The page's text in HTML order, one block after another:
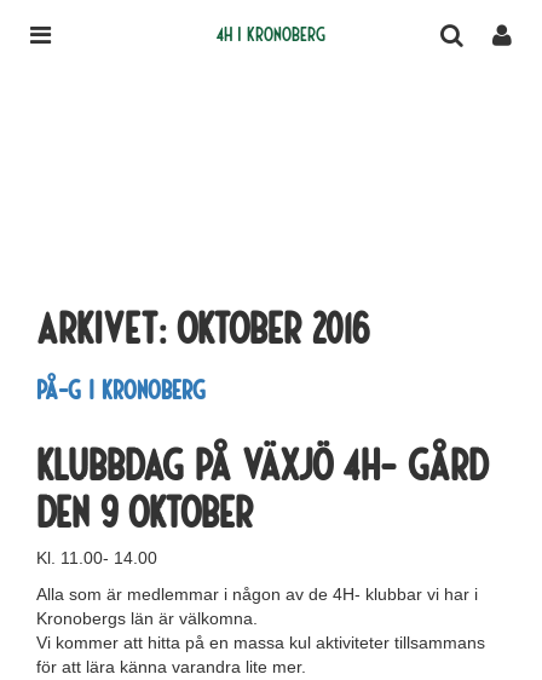
4H i Kronoberg
Arkivet:oktober 2016
På-G i kronoberg
Klubbdag på Växjö 4H- gård
den 9 oktober
Kl. 11.00- 14.00
Alla som är medlemmar i någon av de 4H- klubbar vi har i
Kronobergs län är välkomna.
Vi kommer att hitta på en massa kul aktiviteter tillsammans
för att lära känna varandra lite mer.